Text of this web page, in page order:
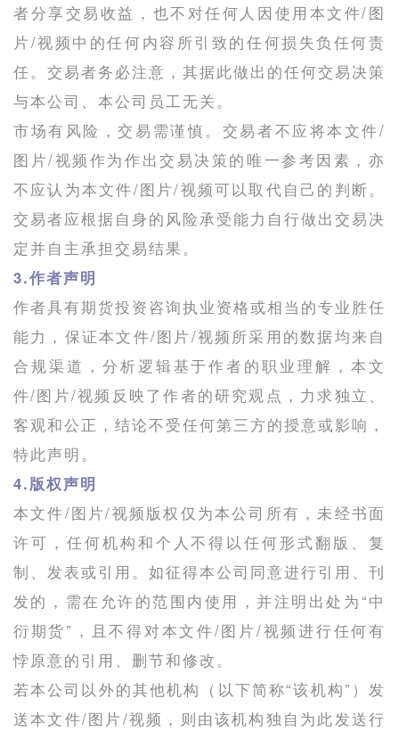
者分享交易收益，也不对任何人因使用本文件/图
片/视频中的任何内容所引致的任何损失负任何责
任。交易者务必注意，其据此做出的任何交易决策
与本公司、本公司员工无关。
市场有风险，交易需谨慎。交易者不应将本文件/
图片/视频作为作出交易决策的唯一参考因素，亦
不应认为本文件/图片/视频可以取代自己的判断。
交易者应根据自身的风险承受能力自行做出交易决
定并自主承担交易结果。
3.作者声明
作者具有期货投资咨询执业资格或相当的专业胜任
能力，保证本文件/图片/视频所采用的数据均来自
合规渠道，分析逻辑基于作者的职业理解，本文
件/图片/视频反映了作者的研究观点，力求独立、
客观和公正，结论不受任何第三方的授意或影响，
特此声明。
4.版权声明
本文件/图片/视频版权仅为本公司所有，未经书面
许可，任何机构和个人不得以任何形式翻版、复
制、发表或引用。如征得本公司同意进行引用、刊
发的，需在允许的范围内使用，并注明出处为“中
衍期货”，且不得对本文件/图片/视频进行任何有
悖原意的引用、删节和修改。
若本公司以外的其他机构（以下简称“该机构”）发
送本文件/图片/视频，则由该机构独自为此发送行